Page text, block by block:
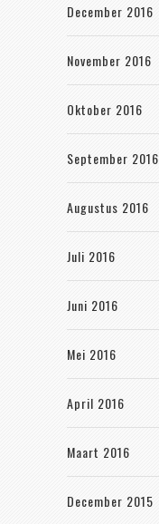
December 2016
November 2016
Oktober 2016
September 2016
Augustus 2016
Juli 2016
Juni 2016
Mei 2016
April 2016
Maart 2016
December 2015